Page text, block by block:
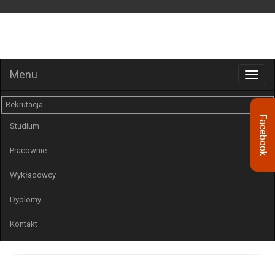
Facebook
Menu
Rekrutacja
Studium
Pracownie
Wykładowcy
Dyplomy
Kontakt